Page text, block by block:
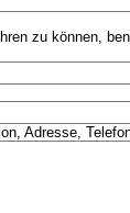
zu können,
Adresse,